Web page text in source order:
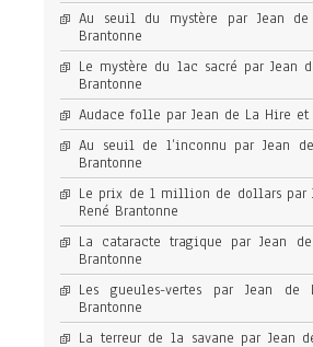
Au seuil du mystère par Jean
Brantonne
Le mystère du lac sacré par Jean
Brantonne
Audace folle par Jean de La Hire et
Au seuil de l’inconnu par Jean
Brantonne
Le prix de 1 million de dollars par
René Brantonne
La cataracte tragique par Jean
Brantonne
Les gueules-vertes par Jean
Brantonne
La terreur de la savane par Jean